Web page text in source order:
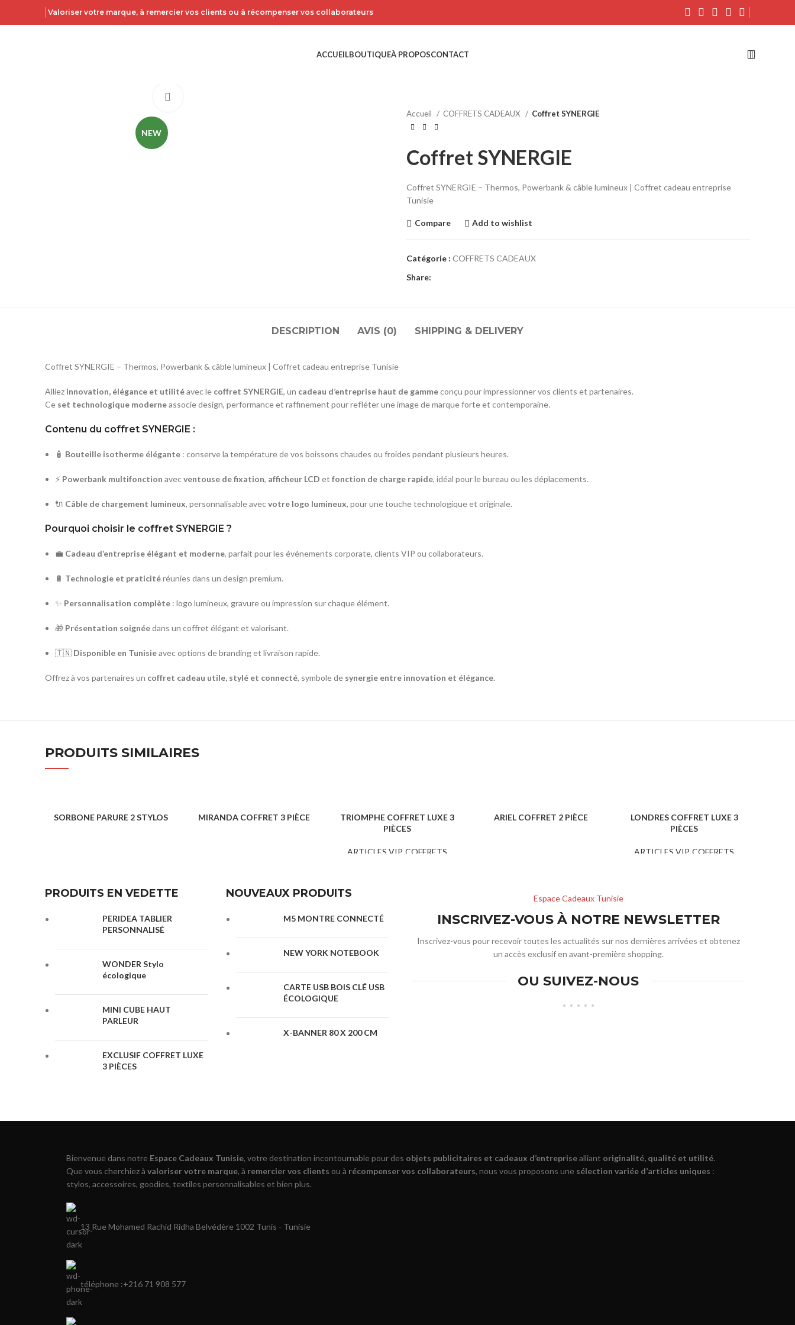
Valoriser votre marque, à remercier vos clients ou à récompenser vos collaborateurs
ACCUEILBOUTIQUEÀ PROPOSCONTACT
NEW
Accueil
COFFRETS CADEAUX Coffret SYNERGIE
Coffret SYNERGIE
Coffret SYNERGIE – Thermos, Powerbank & câble lumineux | Coffret cadeau entreprise
Tunisie
Compare Add to wishlist
Catégorie : COFFRETS CADEAUX
Share:
DESCRIPTION AVIS (0) SHIPPING & DELIVERY
Coffret SYNERGIE – Thermos, Powerbank & câble lumineux | Coffret cadeau entreprise Tunisie
Alliez innovation, élégance et utilitéavec le coffret SYNERGIE, un cadeau d’entreprise haut de gammeconçu pour impressionner vos clients et partenaires.
Ce set technologique moderneassocie design, performance et raffinement pour refléter une image de marque forte et contemporaine.
Contenu du coffret SYNERGIE :
🧴 Bouteille isotherme élégante : conserve la température de vos boissons chaudes ou froides pendant plusieurs heures.
⚡ Powerbank multifonction avecventouse de fixation, afficheur LCD et fonction de charge rapide, idéal pour le bureau ou les déplacements.
🔌 Câble de chargement lumineux, personnalisable avecvotre logo lumineux, pour une touche technologique et originale.
Pourquoi choisir le coffret SYNERGIE ?
💼 Cadeau d’entreprise élégant et moderne, parfait pour les événements corporate, clients VIP ou collaborateurs.
🔋 Technologie et praticitéréunies dans un design premium.
✨ Personnalisation complète : logo lumineux, gravure ou impression sur chaque élément.
🎁 Présentation soignéedans un coffret élégant et valorisant.
🇹🇳 Disponible en Tunisieavec options de branding et livraison rapide.
Offrez à vos partenaires un coffret cadeau utile, stylé et connecté, symbole de synergie entre innovation et élégance.
PRODUITS SIMILAIRES
SORBONE PARURE 2 STYLOS MIRANDA COFFRET 3 PIÈCE
TRIOMPHE COFFRET LUXE 3
PIÈCES
ARTICLES VIP,COFFRETS
ARIEL COFFRET 2 PIÈCE
LONDRES COFFRET LUXE 3
PIÈCES
ARTICLES VIP,COFFRETS
PRODUITS EN VEDETTE
PERIDEA TABLIER
PERSONNALISÉ
WONDER Stylo
écologique
MINI CUBE HAUT
PARLEUR
EXCLUSIF COFFRET LUXE
3 PIÈCES
NOUVEAUX PRODUITS
M5 MONTRE CONNECTÉ
NEW YORK NOTEBOOK
CARTE USB BOIS CLÉ USB
ÉCOLOGIQUE
X-BANNER 80 X 200 CM
Espace Cadeaux Tunisie
INSCRIVEZ-VOUS À NOTRE NEWSLETTER
Inscrivez-vous pour recevoir toutes les actualités sur nos dernières arrivées et obtenez
un accès exclusif en avant-première shopping.
OU SUIVEZ-NOUS
Bienvenue dans notre Espace Cadeaux Tunisie, votre destination incontournable pour des objets publicitaires et cadeaux d’entreprisealliant originalité, qualité et utilité.
Que vous cherchiez à valoriser votre marque, à remercier vos clients ou à récompenser vos collaborateurs, nous vous proposons une sélection variée d’articles uniques :
stylos, accessoires, goodies, textiles personnalisables et bien plus.
13 Rue Mohamed Rachid Ridha Belvédère 1002 Tunis - Tunisie
téléphone :+216 71 908 577